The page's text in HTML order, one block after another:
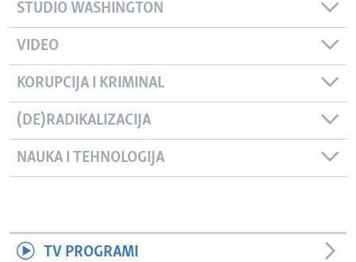
STUDIO WASHINGTON
VIDEO
KORUPCIJA I KRIMINAL
(DE)RADIKALIZACIJA
NAUKA I TEHNOLOGIJA
TV PROGRAMI